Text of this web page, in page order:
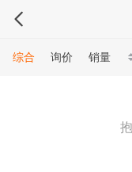
综合 询价 销量